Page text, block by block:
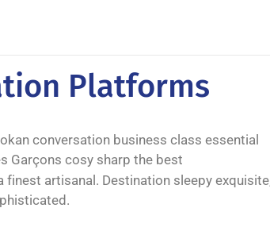
Platforms
conversation business class essential
Garçons cosy sharp the best
finest artisanal. Destination sleepy